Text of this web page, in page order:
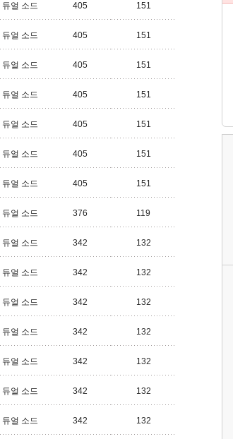
듀얼 소드 405 151
듀얼 소드 405 151
듀얼 소드 405 151
듀얼 소드 405 151
듀얼 소드 405 151
듀얼 소드 405 151
듀얼 소드 405 151
듀얼 소드 376 119
듀얼 소드 342 132
듀얼 소드 342 132
듀얼 소드 342 132
듀얼 소드 342 132
듀얼 소드 342 132
듀얼 소드 342 132
듀얼 소드 342 132